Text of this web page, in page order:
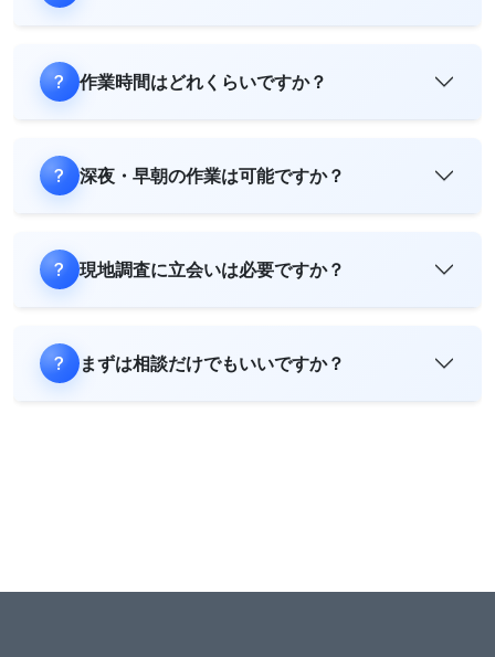
作業時間はどれくらいですか？
深夜・早朝の作業は可能ですか？
現地調査に立会いは必要ですか？
まずは相談だけでもいいですか？